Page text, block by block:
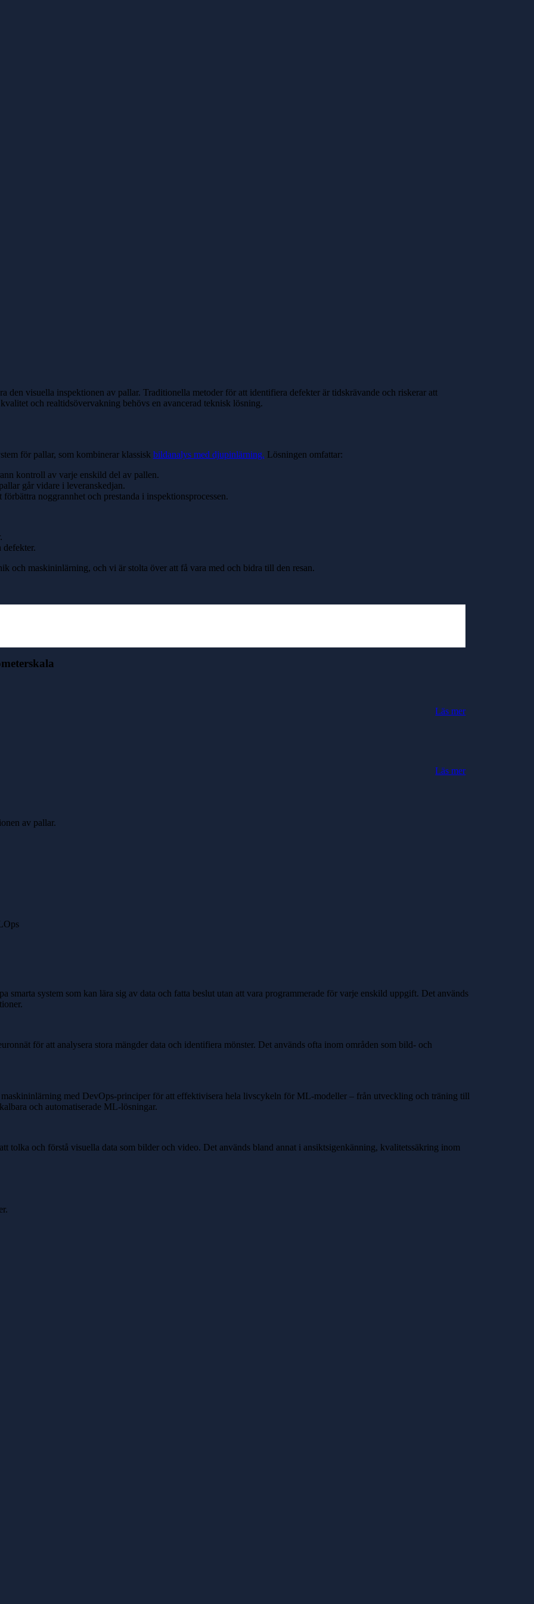
den visuella inspektionen av pallar. Traditionella metoder för att identifiera defekter är tidskrävande och riskerar att
och realtidsövervakning behövs en avancerad teknisk lösning.
för pallar, som kombinerar klassisk bildanalys med djupinlärning. Lösningen omfattar:
kontroll av varje enskild del av pallen.
går vidare i leveranskedjan.
noggrannhet och prestanda i inspektionsprocessen.
defekter.
och maskininlärning, och vi är stolta över att få vara med och bidra till den resan.
Läs mer
Läs mer
av pallar.
system som kan lära sig av data och fatta beslut utan att vara programmerade för varje enskild uppgift. Det används
för att analysera stora mängder data och identifiera mönster. Det används ofta inom områden som bild- och
med DevOps-principer för att effektivisera hela livscykeln för ML-modeller – från utveckling och träning till
och automatiserade ML-lösningar.
tolka och förstå visuella data som bilder och video. Det används bland annat i ansiktsigenkänning, kvalitetssäkring inom